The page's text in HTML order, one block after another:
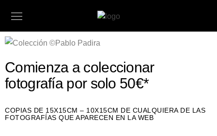
Comienza a coleccionar
fotografía por solo 50€*
COPIAS DE 15X15CM – 10X15CM DE CUALQUIERA DE LAS
FOTOGRAFÍAS QUE APARECEN EN LA WEB